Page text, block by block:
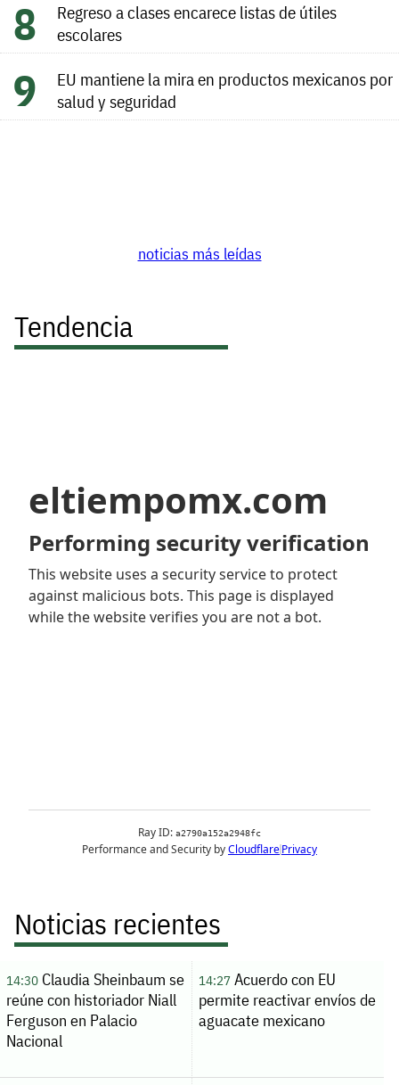
Regreso a clases encarece listas de útiles
escolares
EU mantiene la mira en productos mexicanos por
salud y seguridad
noticias más leídas
Tendencia
Noticias recientes
14:30Claudia Sheinbaum se
reúne con historiador Niall
Ferguson en Palacio
Nacional
14:27Acuerdo con EU
permite reactivar envíos de
aguacate mexicano